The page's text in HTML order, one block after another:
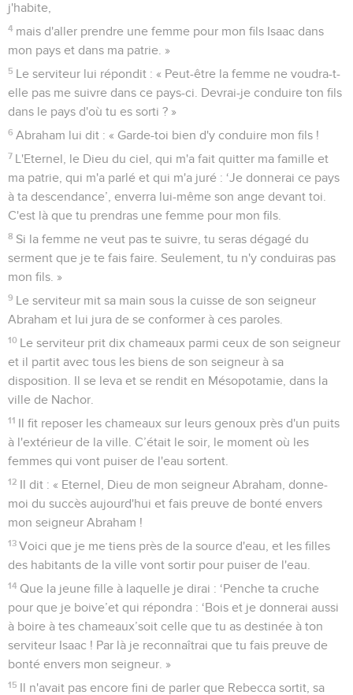
j'habite,
4 mais d'aller prendre une femme pour mon fils Isaac dans
mon pays et dans ma patrie. »
5 Le serviteur lui répondit : « Peut-être la femme ne voudra-t-
elle pas me suivre dans ce pays-ci. Devrai-je conduire ton fils
dans le pays d'où tu es sorti ? »
6 Abraham lui dit : « Garde-toi bien d'y conduire mon fils !
7 L'Eternel, le Dieu du ciel, qui m'a fait quitter ma famille et
ma patrie, qui m'a parlé et qui m'a juré : ‘Je donnerai ce pays
à ta descendance’, enverra lui-même son ange devant toi.
C'est là que tu prendras une femme pour mon fils.
8 Si la femme ne veut pas te suivre, tu seras dégagé du
serment que je te fais faire. Seulement, tu n'y conduiras pas
mon fils. »
9 Le serviteur mit sa main sous la cuisse de son seigneur
Abraham et lui jura de se conformer à ces paroles.
10 Le serviteur prit dix chameaux parmi ceux de son seigneur
et il partit avec tous les biens de son seigneur à sa
disposition. Il se leva et se rendit en Mésopotamie, dans la
ville de Nachor.
11 Il fit reposer les chameaux sur leurs genoux près d'un puits
à l'extérieur de la ville. C’était le soir, le moment où les
femmes qui vont puiser de l'eau sortent.
12 Il dit : « Eternel, Dieu de mon seigneur Abraham, donne-
moi du succès aujourd'hui et fais preuve de bonté envers
mon seigneur Abraham !
13 Voici que je me tiens près de la source d'eau, et les filles
des habitants de la ville vont sortir pour puiser de l'eau.
14 Que la jeune fille à laquelle je dirai : ‘Penche ta cruche
pour que je boive’et qui répondra : ‘Bois et je donnerai aussi
à boire à tes chameaux’soit celle que tu as destinée à ton
serviteur Isaac ! Par là je reconnaîtrai que tu fais preuve de
bonté envers mon seigneur. »
15 Il n'avait pas encore fini de parler que Rebecca sortit, sa